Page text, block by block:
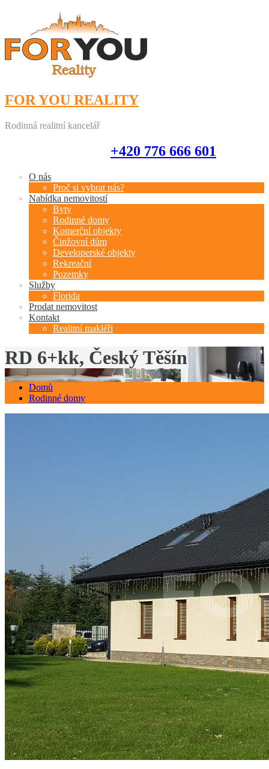
FOR YOU REALITY
Rodinná realitní kancelář
+420 776 666 601
O nás
Proč si vybrat nás?
Nabídka nemovitostí
Byty
Rodinné domy
Komerční objekty
Činžovní dům
Developerské objekty
Rekreační
Pozemky
Služby
Florida
Prodat nemovitost
Kontakt
Realitní makléři
RD 6+kk, Český Těšín
Domů
Rodinné domy